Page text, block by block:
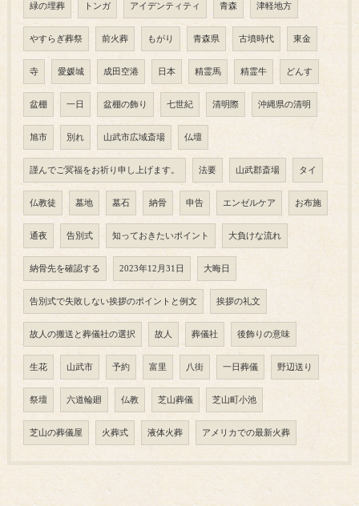
緑の埋葬 トンガ アイデンティティ 青森 津軽地方
やすらぎ葬祭 前火葬 もがり 青森県 古墳時代 東金
寺 愛媛城 成田空港 日本 精霊馬 精霊牛 どんす
盆棚 一日 盆棚の飾り 七世紀 清明際 沖縄県の清明
旭市 別れ 山武市広域斎場 仏壇
謹んでご冥福をお祈り申し上げます。 法要 山武郡斎場 タイ
仏教徒 墓地 墓石 納骨 申告 エンゼルケア お布施
通夜 告別式 知っておきたいポイント 大負けな流れ
納骨先を確認する 2023年12月31日 大晦日
告別式で失敗しない挨拶のポイントと例文 挨拶の礼文
故人の搬送と葬儀社の選択 故人 葬儀社 後飾りの意味
生花 山武市 予約 富里 八街 一日葬儀 野辺送り
祭壇 六道輪廻 仏教 芝山葬儀 芝山町小池
芝山の葬儀屋 火葬式 液体火葬 アメリカでの最新火葬